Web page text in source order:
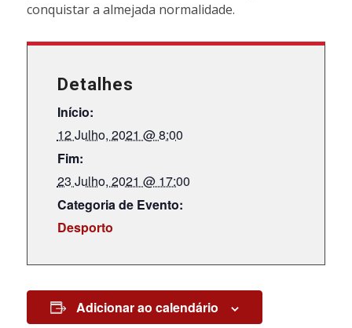
conquistar a almejada normalidade.
Detalhes
Início:
12 Julho, 2021 @ 8:00
Fim:
23 Julho, 2021 @ 17:00
Categoria de Evento:
Desporto
Adicionar ao calendário